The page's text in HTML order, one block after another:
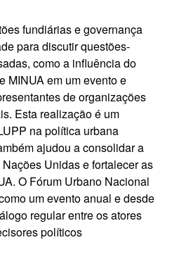
fundiárias e governança
para discutir questões-
como a influência do
MINUA em um evento e
de organizações
Esta realização é um
na política urbana
ajudou a consolidar a
Unidas e fortalecer as
O Fórum Urbano Nacional
um evento anual e desde
regular entre os atores
políticos